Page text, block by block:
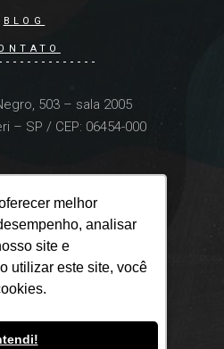
melhor
analisar
site e
utilizar este site, você
melhor
analisar
site e
utilizar este site, você
BLOG
503 – sala 2005
– SP / CEP: 06454-000